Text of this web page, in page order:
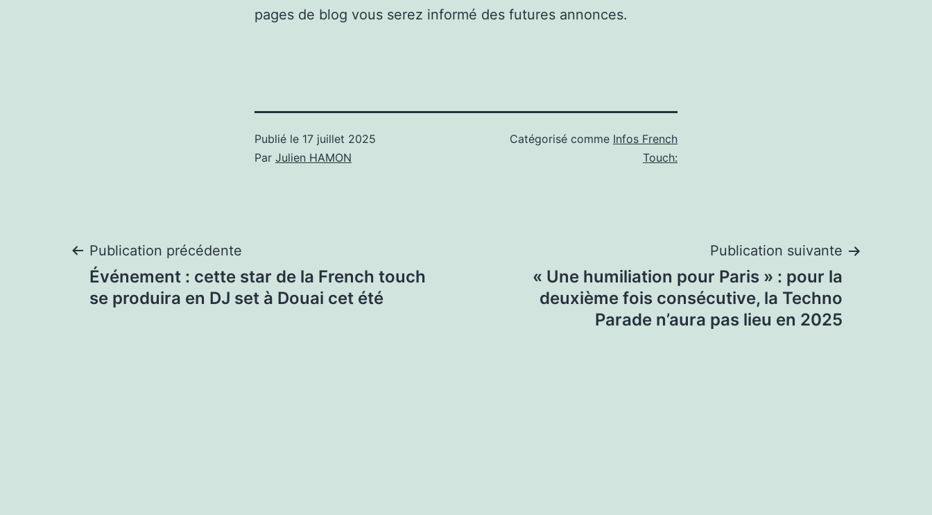
pages de blog vous serez informé des futures annonces.
Publié le 17 juillet 2025
Par Julien HAMON
Catégorisé comme Infos French
Touch:
Navigation
de
Publication précédente
Événement : cette star de la French touch
se produira en DJ set à Douai cet été
Publication suivante
« Une humiliation pour Paris » : pour la
deuxième fois consécutive, la Techno
Parade n’aura pas lieu en 2025